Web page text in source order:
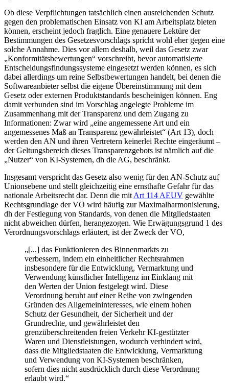
Ob diese Verpflichtungen tatsächlich einen ausreichenden Schutz
gegen den problematischen Einsatz von KI am Arbeitsplatz bieten
können, erscheint jedoch fraglich. Eine genauere Lektüre der
Bestimmungen des Gesetzesvorschlags spricht wohl eher gegen eine
solche Annahme. Dies vor allem deshalb, weil das Gesetz zwar
„Konformitätsbewertungen“ vorschreibt, bevor automatisierte
Entscheidungsfindungssysteme eingesetzt werden können, es sich
dabei allerdings um reine Selbstbewertungen handelt, bei denen die
Softwareanbieter selbst die eigene Übereinstimmung mit dem
Gesetz oder externen Produktstandards bescheinigen können. Eng
damit verbunden sind im Vorschlag angelegte Probleme im
Zusammenhang mit der Transparenz und dem Zugang zu
Informationen: Zwar wird „eine angemessene Art und ein
angemessenes Maß an Transparenz gewährleistet“ (Art 13), doch
werden den AN und ihren Vertretern keinerlei Rechte eingeräumt –
der Geltungsbereich dieses Transparenzgebots ist nämlich auf die
„Nutzer“ von KI-Systemen, dh die AG, beschränkt.
Insgesamt verspricht das Gesetz also wenig für den AN-Schutz auf
Unionsebene und stellt gleichzeitig eine ernsthafte Gefahr für das
nationale Arbeitsrecht dar. Denn die mit Art 114 AEUV gewählte
Rechtsgrundlage der VO wird häufig zur Maximalharmonisierung,
dh der Festlegung von Standards, von denen die Mitgliedstaaten
nicht abweichen dürfen, herangezogen. Wie Erwägungsgrund 1 des
Verordnungsvorschlags erläutert, ist der Zweck der VO,
„[...] das Funktionieren des Binnenmarkts zu
verbessern, indem ein einheitlicher Rechtsrahmen
insbesondere für die Entwicklung, Vermarktung und
Verwendung künstlicher Intelligenz im Einklang mit
den Werten der Union festgelegt wird. Diese
Verordnung beruht auf einer Reihe von zwingenden
Gründen des Allgemeininteresses, wie einem hohen
Schutz der Gesundheit, der Sicherheit und der
Grundrechte, und gewährleistet den
grenzüberschreitenden freien Verkehr KI-gestützter
Waren und Dienstleistungen, wodurch verhindert wird,
dass die Mitgliedstaaten die Entwicklung, Vermarktung
und Verwendung von KI-Systemen beschränken,
sofern dies nicht ausdrücklich durch diese Verordnung
erlaubt wird.“